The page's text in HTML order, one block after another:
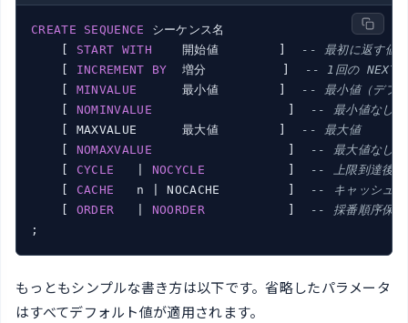
CREATE SEQUENCE
シーケンス名
START WITH
    開始値        ]
-- 最初に返す値
INCREMENT BY
  増分          ]
-- 1回の
MINVALUE
      最小値        ]
-- 最小値（デフ
NOMINVALUE
-- 最小値なし（
    [ MAXVALUE      最大値        ]
-- 最大値
NOMAXVALUE
-- 最大値なし（
CYCLE NOCYCLE
-- 上限到達後に
CACHE
   n | NOCACHE         ]
-- キャッシュ件
ORDER NOORDER
           ]
-- 採番順序保証
もっともシンプルな書き方は以下です。省略したパラメータ
はすべてデフォルト値が適用されます。